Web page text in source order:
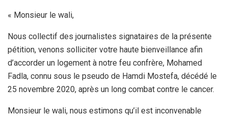
« Monsieur le wali,
Nous collectif des journalistes signataires de la présente
pétition, venons solliciter votre haute bienveillance afin
d’accorder un logement à notre feu confrère, Mohamed
Fadla, connu sous le pseudo de Hamdi Mostefa, décédé le
25 novembre 2020, après un long combat contre le cancer.
Monsieur le wali, nous estimons qu’il est inconvenable